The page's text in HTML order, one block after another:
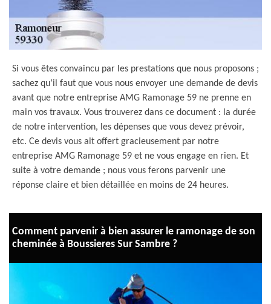
Si vous êtes convaincu par les prestations que nous proposons ;
sachez qu’il faut que vous nous envoyer une demande de devis
avant que notre entreprise AMG Ramonage 59 ne prenne en
main vos travaux. Vous trouverez dans ce document : la durée
de notre intervention, les dépenses que vous devez prévoir,
etc. Ce devis vous ait offert gracieusement par notre
entreprise AMG Ramonage 59 et ne vous engage en rien. Et
suite à votre demande ; nous vous ferons parvenir une
réponse claire et bien détaillée en moins de 24 heures.
Comment parvenir à bien assurer le ramonage de son
cheminée à Boussieres Sur Sambre ?